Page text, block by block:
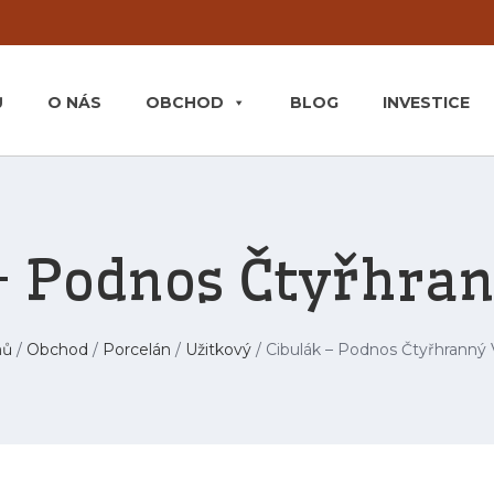
O NÁS OBCHOD BLOG INVESTICE
Podnos
/ Obchod / Porcelán / Užitkový / Cibulák – Podnos Čtyřhranný